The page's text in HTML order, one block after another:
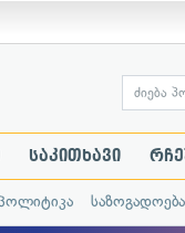
საკითხავი
საზოგადოება